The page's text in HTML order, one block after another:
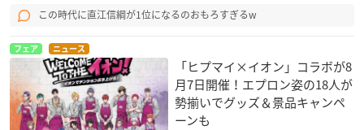
この時代に直江信綱が1位になるのおもろすぎるw
フェア ニュース
「ヒプマイ×イオン」コラボが8
月7日開催！エプロン姿の18人が
勢揃いでグッズ＆景品キャンペ
ーンも